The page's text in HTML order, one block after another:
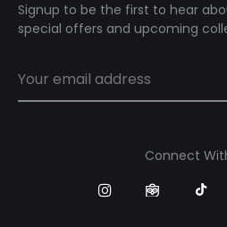
Signup to be the first to hear
special offers and upcoming
Connect